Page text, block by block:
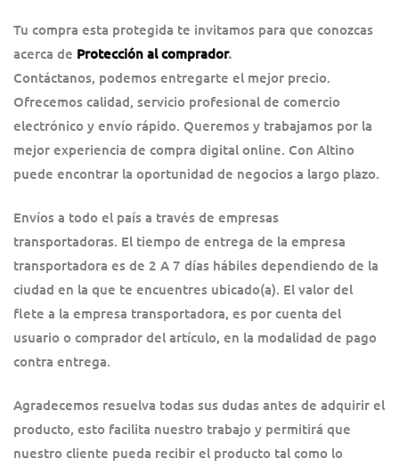
Tu compra esta protegida te invitamos para que conozcas
acerca de Protección al comprador.
Contáctanos, podemos entregarte el mejor precio.
Ofrecemos calidad, servicio profesional de comercio
electrónico y envío rápido. Queremos y trabajamos por la
mejor experiencia de compra digital online. Con Altino
puede encontrar la oportunidad de negocios a largo plazo.
Envíos a todo el país a través de empresas
transportadoras. El tiempo de entrega de la empresa
transportadora es de 2 A 7 días hábiles dependiendo de la
ciudad en la que te encuentres ubicado(a). El valor del
flete a la empresa transportadora, es por cuenta del
usuario o comprador del artículo, en la modalidad de pago
contra entrega.
Agradecemos resuelva todas sus dudas antes de adquirir el
producto, esto facilita nuestro trabajo y permitirá que
nuestro cliente pueda recibir el producto tal como lo